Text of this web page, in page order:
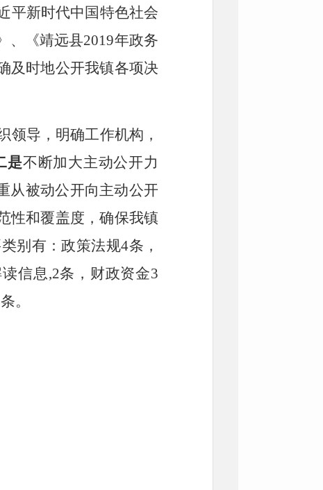
平新时代中国特色社会
、《靖远县2019年政务
及时地公开我镇各项决
领导，明确工作机构，
是不断加大主动公开力
从被动公开向主动公开
性和覆盖度，确保我镇
别有：政策法规4条，
信息,2条 ， 财政资金3
。